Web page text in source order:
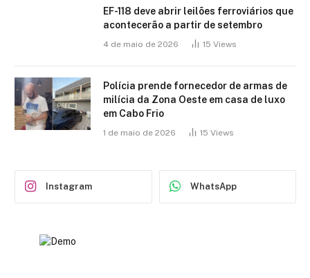
EF-118 deve abrir leilões ferroviários que
acontecerão a partir de setembro
4 de maio de 2026 15 Views
Polícia prende fornecedor de armas de
milícia da Zona Oeste em casa de luxo
em Cabo Frio
1 de maio de 2026 15 Views
Instagram WhatsApp